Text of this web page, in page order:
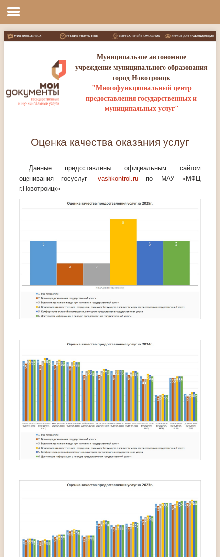
Оценка качества оказания услуг
Муниципальное автономное
учреждение муниципального образования
город Новотроицк
"Многофункциональный центр
предоставления государственных и
муниципальных услуг"
Оценка качества оказания услуг
Данные предоставлены официальным сайтом
оценивания госуслуг‑ vashkontrol.ruпо МАУ «МФЦ
г.Новотроицк»